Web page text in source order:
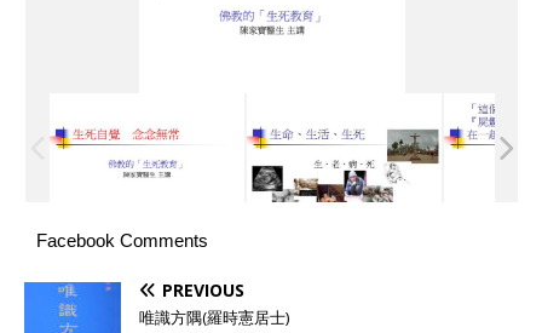
Facebook Comments
PREVIOUS
唯識方隅(羅時憲居士)